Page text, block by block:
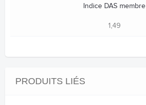
Indice DAS membre
1,49
PRODUITS LIÉS